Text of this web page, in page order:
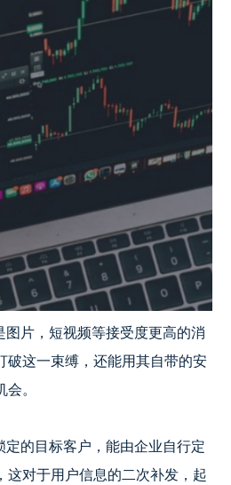
片，短视频等接受度更高的消
破这一束缚，还能用其自带的安
会。
的目标客户，能由企业自行定
这对于用户信息的二次补发，起